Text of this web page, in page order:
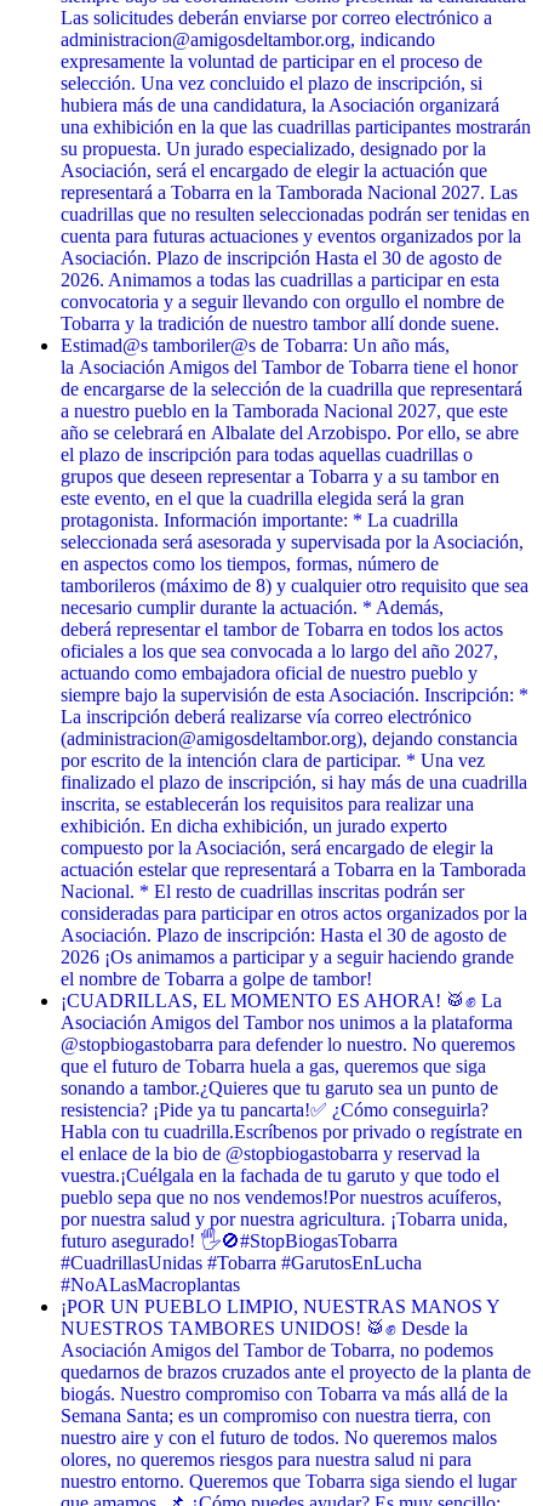
Las solicitudes deberán enviarse por correo electrónico a
administracion@amigosdeltambor.org, indicando
expresamente la voluntad de participar en el proceso de
selección. Una vez concluido el plazo de inscripción, si
hubiera más de una candidatura, la Asociación organizará
una exhibición en la que las cuadrillas participantes mostrarán
su propuesta. Un jurado especializado, designado por la
Asociación, será el encargado de elegir la actuación que
representará a Tobarra en la Tamborada Nacional 2027. Las
cuadrillas que no resulten seleccionadas podrán ser tenidas en
cuenta para futuras actuaciones y eventos organizados por la
Asociación. Plazo de inscripción Hasta el 30 de agosto de
2026. Animamos a todas las cuadrillas a participar en esta
convocatoria y a seguir llevando con orgullo el nombre de
Tobarra y la tradición de nuestro tambor allí donde suene.
Estimad@s tamboriler@s de Tobarra: Un año más,
la Asociación Amigos del Tambor de Tobarra tiene el honor
de encargarse de la selección de la cuadrilla que representará
a nuestro pueblo en la Tamborada Nacional 2027, que este
año se celebrará en Albalate del Arzobispo. Por ello, se abre
el plazo de inscripción para todas aquellas cuadrillas o
grupos que deseen representar a Tobarra y a su tambor en
este evento, en el que la cuadrilla elegida será la gran
protagonista. Información importante: * La cuadrilla
seleccionada será asesorada y supervisada por la Asociación,
en aspectos como los tiempos, formas, número de
tamborileros (máximo de 8) y cualquier otro requisito que sea
necesario cumplir durante la actuación. * Además,
deberá representar el tambor de Tobarra en todos los actos
oficiales a los que sea convocada a lo largo del año 2027,
actuando como embajadora oficial de nuestro pueblo y
siempre bajo la supervisión de esta Asociación. Inscripción: *
La inscripción deberá realizarse vía correo electrónico
(administracion@amigosdeltambor.org), dejando constancia
por escrito de la intención clara de participar. * Una vez
finalizado el plazo de inscripción, si hay más de una cuadrilla
inscrita, se establecerán los requisitos para realizar una
exhibición. En dicha exhibición, un jurado experto
compuesto por la Asociación, será encargado de elegir la
actuación estelar que representará a Tobarra en la Tamborada
Nacional. * El resto de cuadrillas inscritas podrán ser
consideradas para participar en otros actos organizados por la
Asociación. Plazo de inscripción: Hasta el 30 de agosto de
2026 ¡Os animamos a participar y a seguir haciendo grande
el nombre de Tobarra a golpe de tambor!
¡CUADRILLAS, EL MOMENTO ES AHORA! 🥁✊ La
Asociación Amigos del Tambor nos unimos a la plataforma
@stopbiogastobarra para defender lo nuestro. No queremos
que el futuro de Tobarra huela a gas, queremos que siga
sonando a tambor. ​¿Quieres que tu garuto sea un punto de
resistencia? ¡Pide ya tu pancarta! ​✅ ¿Cómo conseguirla? ​
Habla con tu cuadrilla. ​Escríbenos por privado o regístrate en
el enlace de la bio de @stopbiogastobarra y reservad la
vuestra. ​¡Cuélgala en la fachada de tu garuto y que todo el
pueblo sepa que no nos vendemos! ​Por nuestros acuíferos,
por nuestra salud y por nuestra agricultura. ¡Tobarra unida,
futuro asegurado! 🖐️🚫 ​#StopBiogasTobarra
#CuadrillasUnidas #Tobarra #GarutosEnLucha
#NoALasMacroplantas
¡POR UN PUEBLO LIMPIO, NUESTRAS MANOS Y
NUESTROS TAMBORES UNIDOS! 🥁✊ Desde la
Asociación Amigos del Tambor de Tobarra, no podemos
quedarnos de brazos cruzados ante el proyecto de la planta de
biogás. Nuestro compromiso con Tobarra va más allá de la
Semana Santa; es un compromiso con nuestra tierra, con
nuestro aire y con el futuro de todos. No queremos malos
olores, no queremos riesgos para nuestra salud ni para
nuestro entorno. Queremos que Tobarra siga siendo el lugar